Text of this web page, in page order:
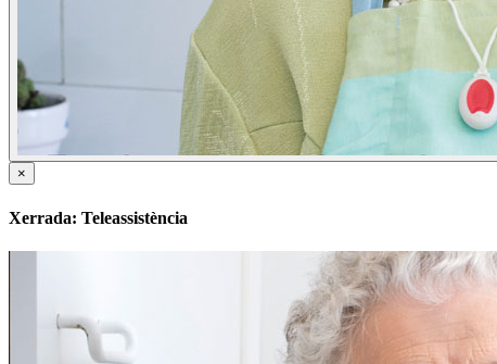
×
Xerrada: Teleassistència